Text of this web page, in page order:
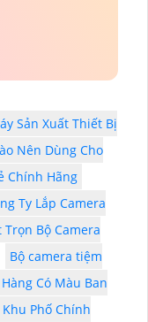
Sản Xuất Thiết Bị
Nên Dùng Cho
Chính Hãng
Ty Lắp Camera
Trọn Bộ Camera
Bộ camera tiệm
Có Màu Ban
Phố Chính